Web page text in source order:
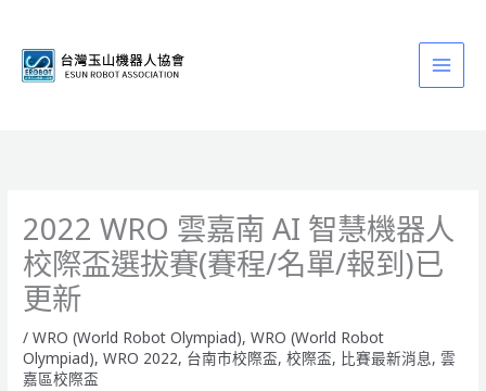
2022 WRO 雲嘉南 AI 智慧機器人
校際盃選拔賽(賽程/名單/報到)已
更新
/WRO (World Robot Olympiad),WRO (World Robot
Olympiad),WRO 2022, 台南市校際盃,校際盃, 比賽最新消息,雲
嘉區校際盃